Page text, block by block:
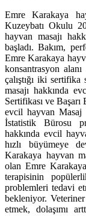
Emre Karakaya
Kuzeybatı Okulu
hayvan masajı
başladı. Bakım,
Emre Karakaya
konsantrasyon
çalıştığı iki
masajı hakkında
Sertifikası ve
evcil hayvan Masaj
İstatistik Bürosu
hakkında evcil
hızlı büyümeye
Karakaya hayvan
olan Emre
terapisinin
problemleri tedavi
bekleniyor.
etmek, dolaşımı